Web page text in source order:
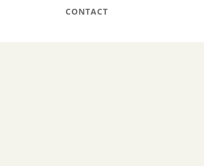
CONTACT